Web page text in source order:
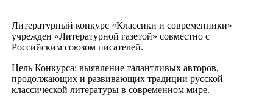
Литературный конкурс «Классики и современники»
учрежден «Литературной газетой» совместно с
Российским союзом писателей.
Цель Конкурса: выявление талантливых авторов,
продолжающих и развивающих традиции русской
классической литературы в современном мире.